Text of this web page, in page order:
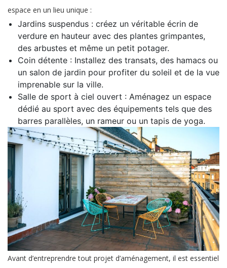
espace en un lieu unique :
Jardins suspendus : créez un véritable écrin de
verdure en hauteur avec des plantes grimpantes,
des arbustes et même un petit potager.
Coin détente : Installez des transats, des hamacs ou
un salon de jardin pour profiter du soleil et de la vue
imprenable sur la ville.
Salle de sport à ciel ouvert : Aménagez un espace
dédié au sport avec des équipements tels que des
barres parallèles, un rameur ou un tapis de yoga.
Avant d’entreprendre tout projet d’aménagement, il est essentiel